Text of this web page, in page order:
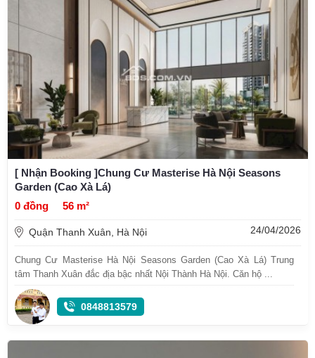
[ Nhận Booking ]Chung Cư Masterise Hà Nội Seasons
Garden (Cao Xà Lá)
0 đồng
56 m²
Quận Thanh Xuân, Hà Nội 24/04/2026
Chung Cư Masterise Hà Nội Seasons Garden (Cao Xà Lá) Trung
tâm Thanh Xuân đắc địa bậc nhất Nội Thành Hà Nội. Căn hộ ...
0848813579